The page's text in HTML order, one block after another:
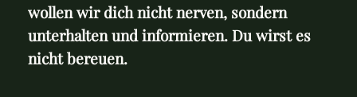
wollen wir dich nicht nerven, sondern
unterhalten und informieren. Du wirst es
nicht bereuen.